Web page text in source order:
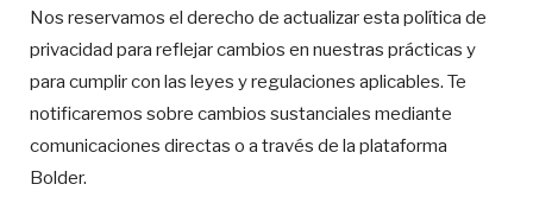
Nos reservamos el derecho de actualizar esta política de
privacidad para reflejar cambios en nuestras prácticas y
para cumplir con las leyes y regulaciones aplicables. Te
notificaremos sobre cambios sustanciales mediante
comunicaciones directas o a través de la plataforma
Bolder.